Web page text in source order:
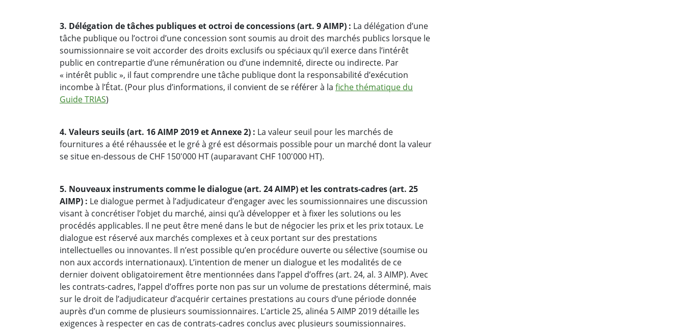
3. Délégation de tâches publiques et octroi de concessions (art. 9 AIMP) : La délégation d’une
tâche publique ou l’octroi d’une concession sont soumis au droit des marchés publics lorsque le
soumissionnaire se voit accorder des droits exclusifs ou spéciaux qu’il exerce dans l’intérêt
public en contrepartie d’une rémunération ou d’une indemnité, directe ou indirecte. Par
« intérêt public », il faut comprendre une tâche publique dont la responsabilité d’exécution
incombe à l’État. (Pour plus d’informations, il convient de se référer à la fiche thématique du
Guide TRIAS)
4. Valeurs seuils (art. 16 AIMP 2019 et Annexe 2) : La valeur seuil pour les marchés de
fournitures a été réhaussée et le gré à gré est désormais possible pour un marché dont la valeur
se situe en-dessous de CHF 150'000 HT (auparavant CHF 100'000 HT).
5. Nouveaux instruments comme le dialogue (art. 24 AIMP) et les contrats-cadres (art. 25
AIMP) : Le dialogue permet à l’adjudicateur d’engager avec les soumissionnaires une discussion
visant à concrétiser l’objet du marché, ainsi qu’à développer et à fixer les solutions ou les
procédés applicables. Il ne peut être mené dans le but de négocier les prix et les prix totaux. Le
dialogue est réservé aux marchés complexes et à ceux portant sur des prestations
intellectuelles ou innovantes. Il n’est possible qu’en procédure ouverte ou sélective (soumise ou
non aux accords internationaux). L’intention de mener un dialogue et les modalités de ce
dernier doivent obligatoirement être mentionnées dans l’appel d’offres (art. 24, al. 3 AIMP). Avec
les contrats-cadres, l’appel d’offres porte non pas sur un volume de prestations déterminé, mais
sur le droit de l’adjudicateur d’acquérir certaines prestations au cours d’une période donnée
auprès d’un comme de plusieurs soumissionnaires. L’article 25, alinéa 5 AIMP 2019 détaille les
exigences à respecter en cas de contrats-cadres conclus avec plusieurs soumissionnaires.